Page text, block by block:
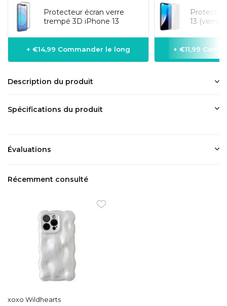
Protecteur écran verre
trempé 3D iPhone 13
+ €14,99 Commander le long
13 (verre
+ €11,99
Description du produit
Spécifications du produit
Évaluations
Récemment consulté
xoxo Wildhearts